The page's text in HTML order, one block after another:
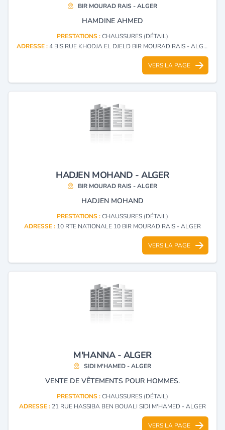
BIR MOURAD RAIS - ALGER
HAMDINE AHMED
PRESTATIONS :CHAUSSURES (DÉTAIL)
ADRESSE :4 BIS RUE KHODJA EL DJELD BIR MOURAD RAIS - ALGER
VERS LA PAGE
HADJEN MOHAND - ALGER
BIR MOURAD RAIS - ALGER
HADJEN MOHAND
PRESTATIONS :CHAUSSURES (DÉTAIL)
ADRESSE : 10 RTE NATIONALE 10 BIR MOURAD RAIS - ALGER
VERS LA PAGE
M'HANNA - ALGER
SIDI M'HAMED - ALGER
VENTE DE VÊTEMENTS POUR HOMMES.
PRESTATIONS :CHAUSSURES (DÉTAIL)
ADRESSE : 21 RUE HASSIBA BEN BOUALI SIDI M'HAMED - ALGER
VERS LA PAGE